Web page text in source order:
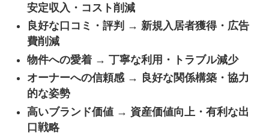
安定収入・コスト削減
良好な口コミ・評判 → 新規入居者獲得・広告
費削減
物件への愛着 → 丁寧な利用・トラブル減少
オーナーへの信頼感 → 良好な関係構築・協力
的な姿勢
高いブランド価値 → 資産価値向上・有利な出
口戦略